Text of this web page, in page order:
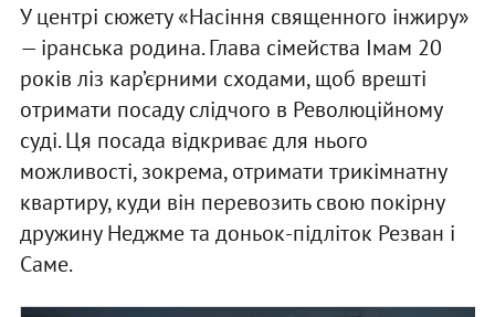
У центрі сюжету «Насіння священного інжиру»
— іранська родина. Глава сімейства Імам 20
років ліз кар’єрними сходами, щоб врешті
отримати посаду слідчого в Революційному
суді. Ця посада відкриває для нього
можливості, зокрема, отримати трикімнатну
квартиру, куди він перевозить свою покірну
дружину Неджме та доньок-підліток Резван і
Саме.